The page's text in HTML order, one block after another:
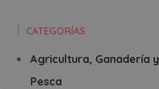
CATEGORÍAS
Agricultura, Ganadería y
Pesca